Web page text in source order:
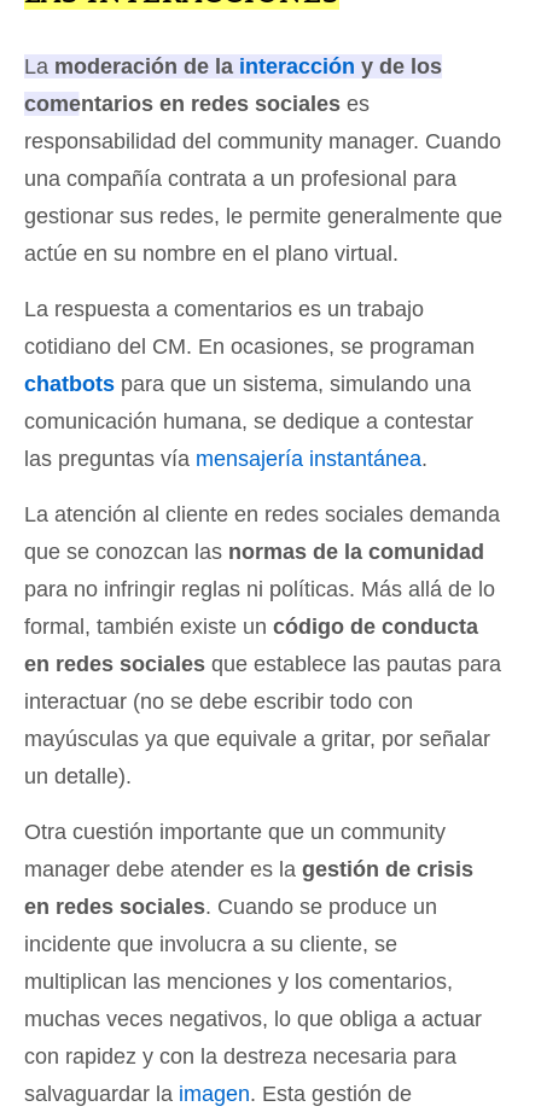
La moderación de la interacción y de los
comentarios en redes sociales es
responsabilidad del community manager. Cuando
una compañía contrata a un profesional para
gestionar sus redes, le permite generalmente que
actúe en su nombre en el plano virtual.
La respuesta a comentarios es un trabajo
cotidiano del CM. En ocasiones, se programan
chatbots para que un sistema, simulando una
comunicación humana, se dedique a contestar
las preguntas vía mensajería instantánea.
La atención al cliente en redes sociales demanda
que se conozcan las normas de la comunidad
para no infringir reglas ni políticas. Más allá de lo
formal, también existe un código de conducta
en redes sociales que establece las pautas para
interactuar (no se debe escribir todo con
mayúsculas ya que equivale a gritar, por señalar
un detalle).
Otra cuestión importante que un community
manager debe atender es la gestión de crisis
en redes sociales. Cuando se produce un
incidente que involucra a su cliente, se
multiplican las menciones y los comentarios,
muchas veces negativos, lo que obliga a actuar
con rapidez y con la destreza necesaria para
salvaguardar la imagen. Esta gestión de